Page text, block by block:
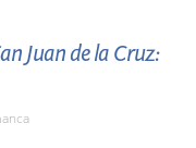
Juan de la Cruz: